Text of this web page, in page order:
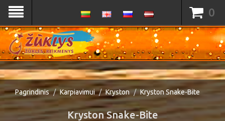
0
Pagrindinis Karpiavimui Kryston Kryston Snake-Bite
Kryston Snake-Bite